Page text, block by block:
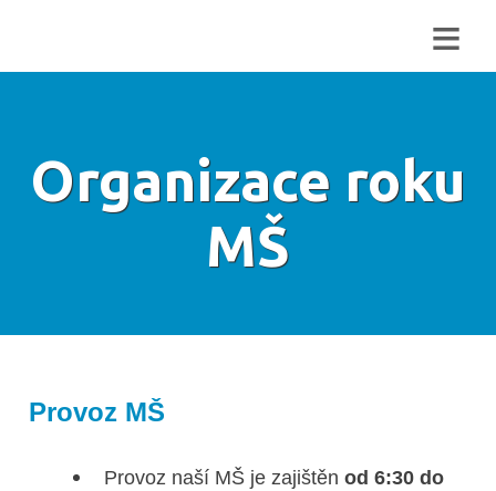
≡
Organizace roku
MŠ
Provoz MŠ
Provoz naší MŠ je zajištěn od 6:30 do